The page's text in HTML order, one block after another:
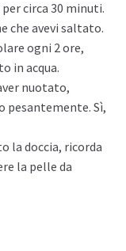
circa 30 minuti.
che avevi saltato.
ogni 2 ore,
in acqua.
nuotato,
pesantemente. Sì,
la doccia, ricorda
la pelle da